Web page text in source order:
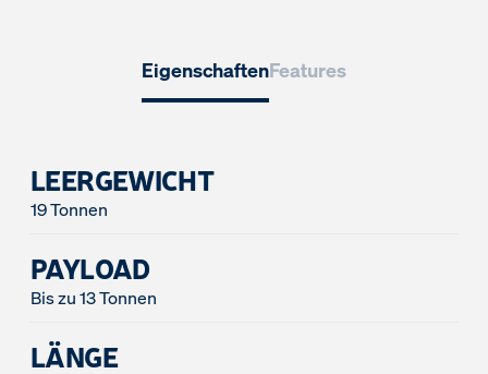
EigenschaftenFeatures
LEERGEWICHT
19 Tonnen
PAYLOAD
Bis zu 13 Tonnen
LÄNGE